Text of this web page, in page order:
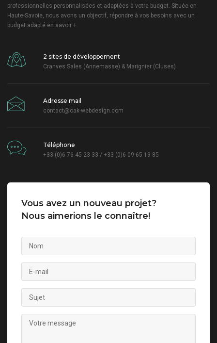
professionnelles personnalisées et adaptées à votre budget. Située en
Haute-Savoie, nous avons un objectif, répondre à vos besoins avec un
budget adapté en savoir +
2 sites de développement
Cranves Sales (Annemasse) & Marignier (Cluses)
Adresse mail
contact@oak-webdesign.com
Téléphone
+33 (0)6 76 45 23 33 / +33 (0)6 09 65 19 85
Vous avez un nouveau projet?
Nous aimerions le connaître!